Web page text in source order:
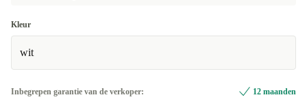
Kleur
wit
Inbegrepen garantie van de verkoper: 12 maanden